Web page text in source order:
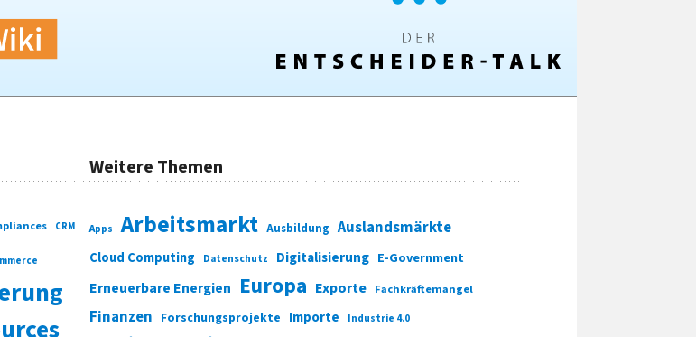
CRM
Weitere Themen
Apps Arbeitsmarkt Ausbildung Auslandsmärkte
Cloud Computing Datenschutz Digitalisierung E-Government
Erneuerbare Energien Europa Exporte Fachkräftemangel
Finanzen Forschungsprojekte Importe Industrie 4.0